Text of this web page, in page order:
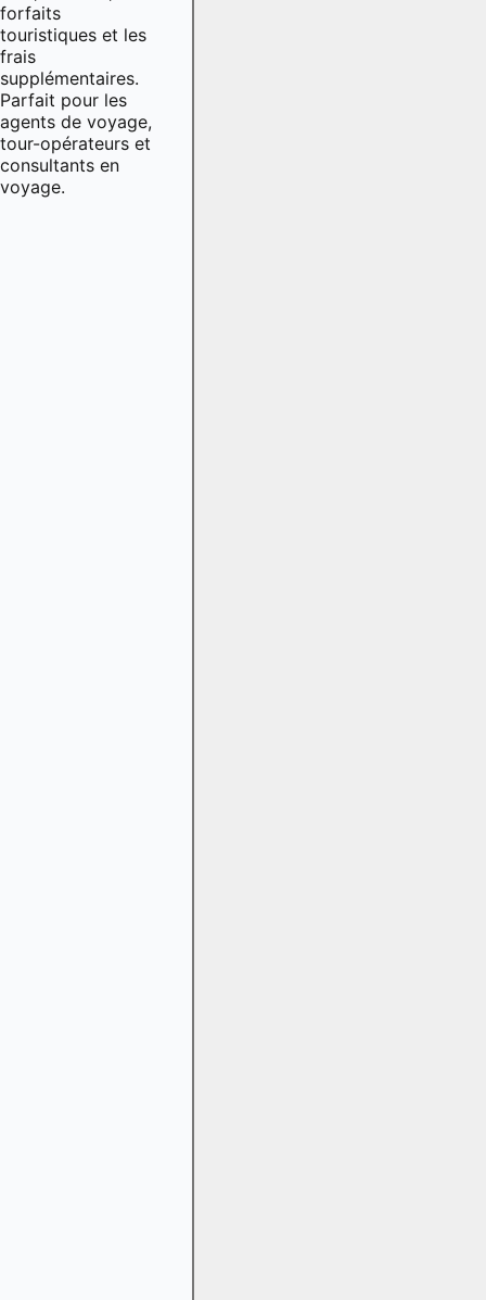
forfaits
touristiques et les
frais
supplémentaires.
Parfait pour les
agents de voyage,
tour-opérateurs et
consultants en
voyage.